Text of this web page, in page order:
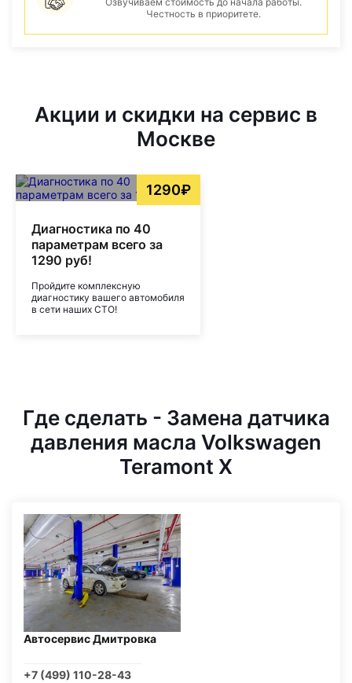
Честность в приоритете.
Акции и скидки на сервис в
Москве
1290₽
Диагностика по 40
параметрам всего за
1290 руб!
Пройдите комплексную
диагностику вашего автомобиля
в сети наших СТО!
Где сделать - Замена датчика
давления масла Volkswagen
Teramont X
Автосервис Дмитровка
+7 (499) 110-28-43